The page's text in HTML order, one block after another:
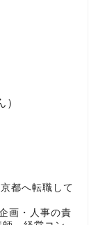
都へ転職して
画・人事の責